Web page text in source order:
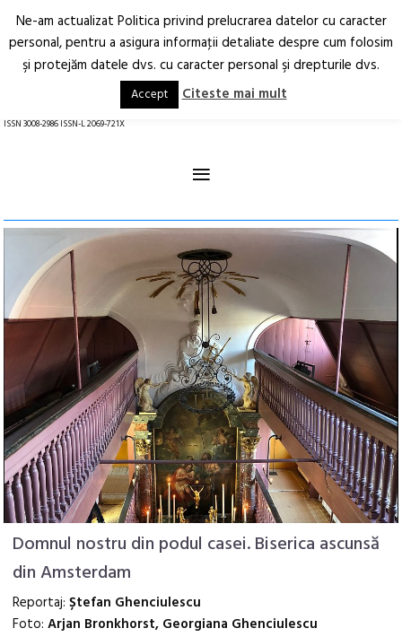
Arhitectură.
Oraș.
RO EN
ISSN 3008-2986 ISSN-L 2069-721X
≡
Domnul nostru din podul casei. Biserica ascunsă
din Amsterdam
Reportaj:Ștefan Ghenciulescu
Foto:Arjan Bronkhorst, Georgiana Ghenciulescu
Ne-am actualizat Politica privind prelucrarea datelor cu caracter
personal, pentru a asigura informaţii detaliate despre cum folosim
şi protejăm datele dvs. cu caracter personal şi drepturile dvs.
Accept Citeste mai mult